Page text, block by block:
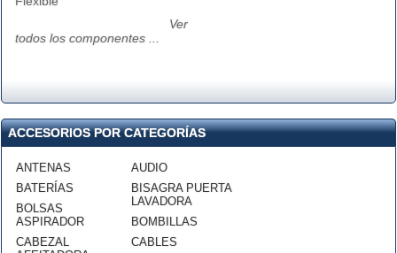
Ver
todos los componentes ...
ACCESORIOS POR CATEGORÍAS
ANTENAS
BATERÍAS
BOLSAS
ASPIRADOR
CABEZAL
AUDIO
BISAGRA PUERTA
LAVADORA
BOMBILLAS
CABLES